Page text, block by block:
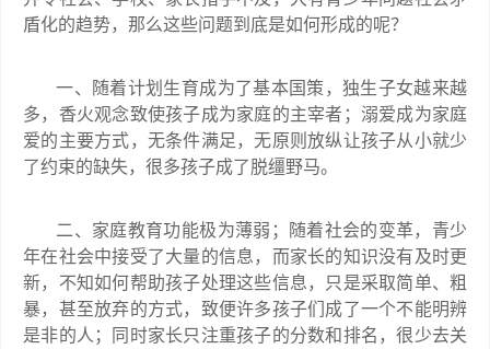
盾化的趋势，那么这些问题到底是如何形成的呢？
一、随着计划生育成为了基本国策，独生子女越来越
多，香火观念致使孩子成为家庭的主宰者；溺爱成为家庭
爱的主要方式，无条件满足，无原则放纵让孩子从小就少
了约束的缺失，很多孩子成了脱缰野马。
二、家庭教育功能极为薄弱；随着社会的变革，青少
年在社会中接受了大量的信息，而家长的知识没有及时更
新，不知如何帮助孩子处理这些信息，只是采取简单、粗
暴，甚至放弃的方式，致便许多孩子们成了一个不能明辨
是非的人；同时家长只注重孩子的分数和排名，很少去关